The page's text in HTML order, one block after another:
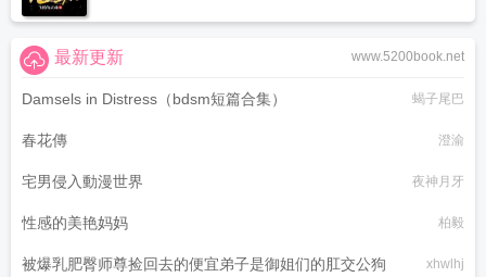
www.5200book.net
最新更新
Damsels in Distress（bdsm短篇合集） 蝎子尾巴
春花傳 澄渝
宅男侵入動漫世界 夜神月牙
性感的美艳妈妈 柏毅
被爆乳肥臀师尊捡回去的便宜弟子是御姐们的肛交公狗 xhwlhj